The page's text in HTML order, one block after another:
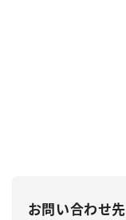
お問い合わせ先